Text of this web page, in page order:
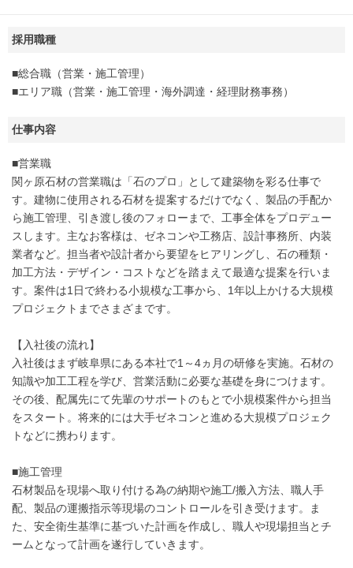
採用職種
■総合職（営業・施工管理）
■エリア職（営業・施工管理・海外調達・経理財務事務）
仕事内容
■営業職
関ヶ原石材の営業職は「石のプロ」として建築物を彩る仕事で
す。建物に使用される石材を提案するだけでなく、製品の手配か
ら施工管理、引き渡し後のフォローまで、工事全体をプロデュー
スします。主なお客様は、ゼネコンや工務店、設計事務所、内装
業者など。担当者や設計者から要望をヒアリングし、石の種類・
加工方法・デザイン・コストなどを踏まえて最適な提案を行いま
す。案件は1日で終わる小規模な工事から、1年以上かける大規模
プロジェクトまでさまざまです。
【入社後の流れ】
入社後はまず岐阜県にある本社で1～4ヵ月の研修を実施。石材の
知識や加工工程を学び、営業活動に必要な基礎を身につけます。
その後、配属先にて先輩のサポートのもとで小規模案件から担当
をスタート。将来的には大手ゼネコンと進める大規模プロジェク
トなどに携わります。
■施工管理
石材製品を現場へ取り付ける為の納期や施工/搬入方法、職人手
配、製品の運搬指示等現場のコントロールを引き受けます。ま
た、安全衛生基準に基づいた計画を作成し、職人や現場担当とチ
ームとなって計画を遂行していきます。